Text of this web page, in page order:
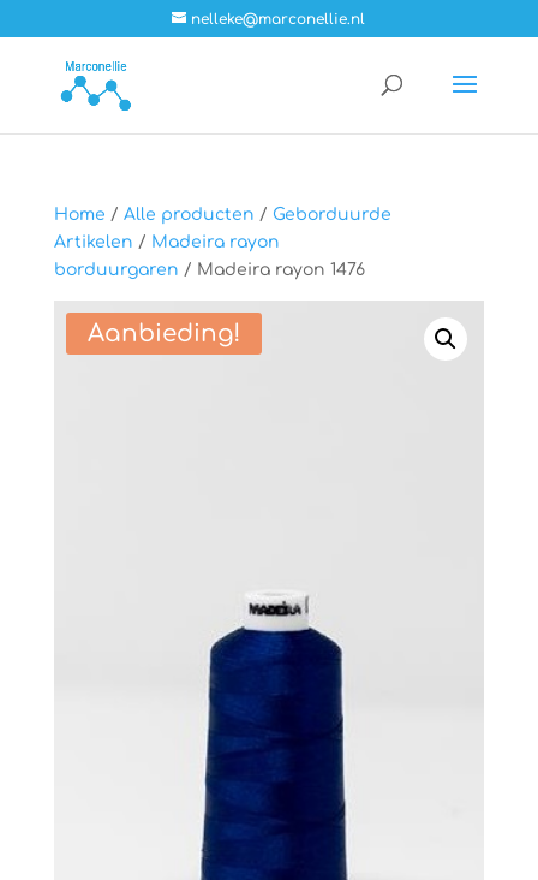
nelleke@marconellie.nl
Home / Alle producten / Geborduurde
Artikelen / Madeira rayon
borduurgaren / Madeira rayon 1476
Aanbieding!